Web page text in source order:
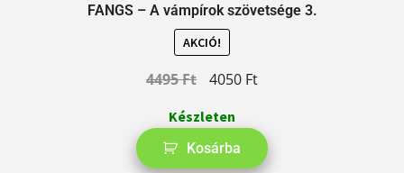
FANGS – A vámpírok szövetsége 3.
AKCIÓ!
4495Ft 4050 Ft
Készleten
Kosárba